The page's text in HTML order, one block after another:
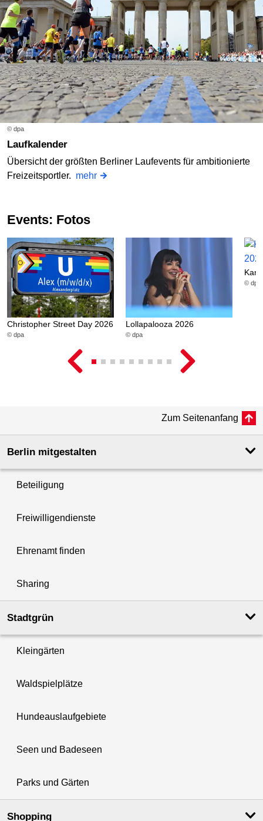
© dpa
Laufkalender
Übersicht der größten Berliner Laufevents für ambitionierte
Freizeitsportler. mehr
Events: Fotos
Christopher Street Day 2026
© dpa
Lollapalooza 2026
© dpa
© dpa
Zum Seitenanfang
Berlin mitgestalten
Beteiligung
Freiwilligendienste
Ehrenamt finden
Sharing
Stadtgrün
Kleingärten
Waldspielplätze
Hundeauslaufgebiete
Seen und Badeseen
Parks und Gärten
Shopping